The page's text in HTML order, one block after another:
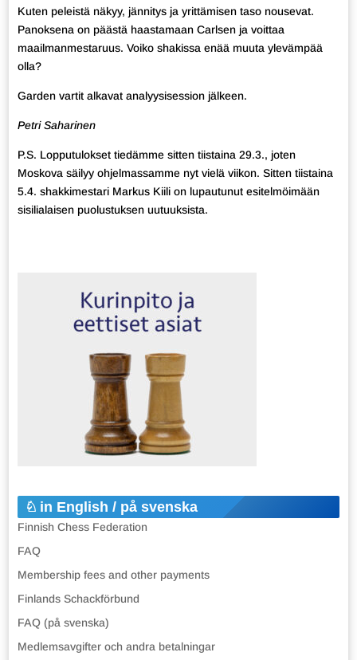
Kuten peleistä näkyy, jännitys ja yrittämisen taso nousevat.
Panoksena on päästä haastamaan Carlsen ja voittaa
maailmanmestaruus. Voiko shakissa enää muuta ylevämpää
olla?
Garden vartit alkavat analyysisession jälkeen.
Petri Saharinen
P.S. Lopputulokset tiedämme sitten tiistaina 29.3., joten
Moskova säilyy ohjelmassamme nyt vielä viikon. Sitten tiistaina
5.4. shakkimestari Markus Kiili on lupautunut esitelmöimään
sisilialaisen puolustuksen uutuuksista.
in English / på svenska
Finnish Chess Federation
FAQ
Membership fees and other payments
Finlands Schackförbund
FAQ (på svenska)
Medlemsavgifter och andra betalningar